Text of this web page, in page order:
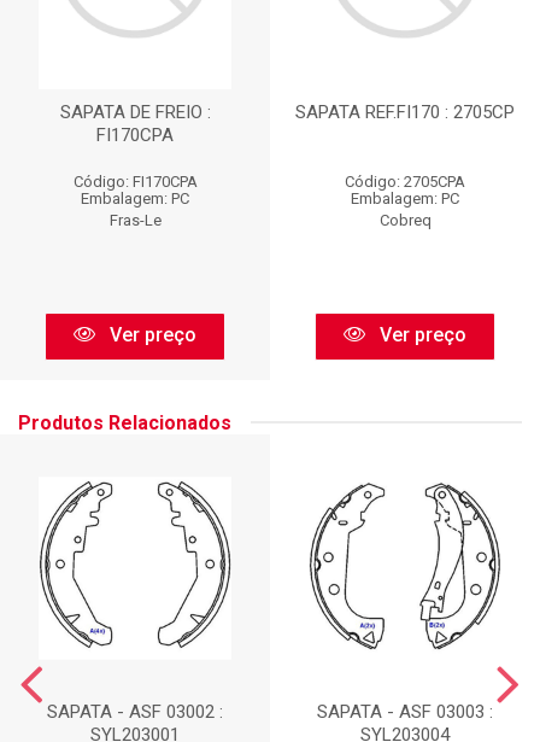
SAPATA DE FREIO :
FI170CPA
Código: FI170CPA
Embalagem: PC
Fras-Le
Ver preço
SAPATA REF.FI170 : 2705CP
Código: 2705CPA
Embalagem: PC
Cobreq
Ver preço
Produtos Relacionados
SAPATA - ASF 03002 :
SYL203001
SAPATA - ASF 03003 :
SYL203004